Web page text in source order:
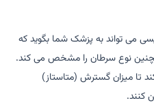
می تواند به پزشک شما بگوید که
نوع سرطان را مشخص می کند.
میزان گسترش (متاستاز)
کنند.